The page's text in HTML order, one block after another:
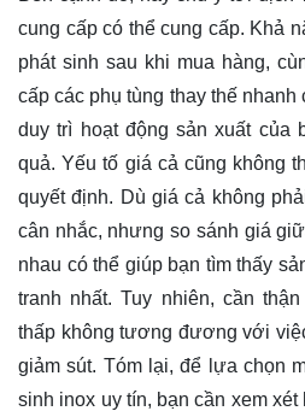
cung cấp có thể cung cấp. Khả
phát sinh sau khi mua hàng,
cấp các phụ tùng thay thế
duy trì hoạt động sản xuất của
quả. Yếu tố giá cả cũng không
quyết định. Dù giá cả không
cân nhắc, nhưng so sánh giá
nhau có thể giúp bạn tìm thấy
tranh nhất. Tuy nhiên, cần
thấp không tương đương với
giảm sút. Tóm lại, để lựa chọn
sinh inox uy tín, bạn cần xem